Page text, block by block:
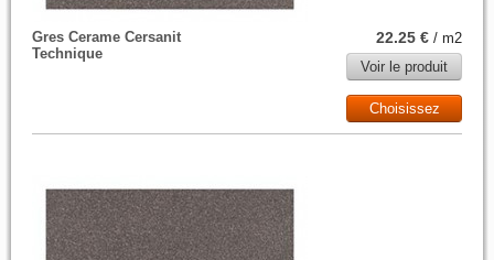
Gres Cerame Cersanit
Technique
22.25 €/ m2
Voir le produit
Choisissez